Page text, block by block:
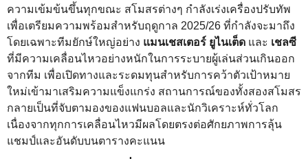
ความเข้มข้นขึ้นทุกขณะ สโมสรต่างๆ กำลังเร่งเครื่องปรับทัพ
เพื่อเตรียมความพร้อมสำหรับฤดูกาล 2025/26 ที่กำลังจะมาถึง
โดยเฉพาะทีมยักษ์ใหญ่อย่าง แมนเชสเตอร์ ยูไนเต็ด และ เชลซี
ที่มีความเคลื่อนไหวอย่างหนักในการระบายผู้เล่นส่วนเกินออก
จากทีม เพื่อเปิดทางและระดมทุนสำหรับการคว้าตัวเป้าหมาย
ใหม่เข้ามาเสริมความแข็งแกร่ง สถานการณ์ของทั้งสองสโมสร
กลายเป็นที่จับตามองของแฟนบอลและนักวิเคราะห์ทั่วโลก
เนื่องจากทุกการเคลื่อนไหวมีผลโดยตรงต่อศักยภาพการลุ้น
แชมป์และอันดับบนตารางคะแนน